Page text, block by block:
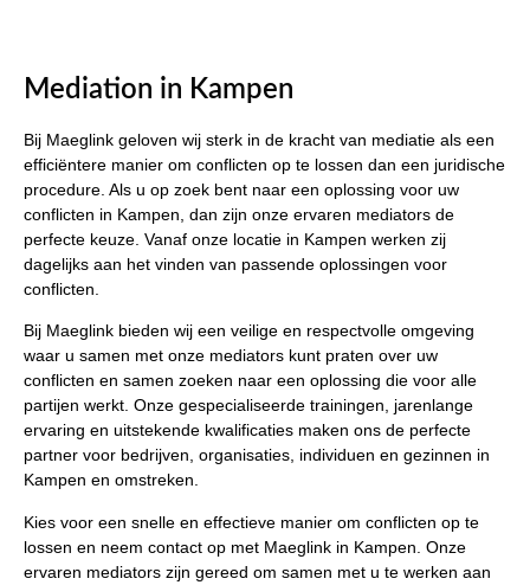
Mediation in Kampen
Bij Maeglink geloven wij sterk in de kracht van mediatie als een
efficiëntere manier om conflicten op te lossen dan een juridische
procedure. Als u op zoek bent naar een oplossing voor uw
conflicten in Kampen, dan zijn onze ervaren mediators de
perfecte keuze. Vanaf onze locatie in Kampen werken zij
dagelijks aan het vinden van passende oplossingen voor
conflicten.
Bij Maeglink bieden wij een veilige en respectvolle omgeving
waar u samen met onze mediators kunt praten over uw
conflicten en samen zoeken naar een oplossing die voor alle
partijen werkt. Onze gespecialiseerde trainingen, jarenlange
ervaring en uitstekende kwalificaties maken ons de perfecte
partner voor bedrijven, organisaties, individuen en gezinnen in
Kampen en omstreken.
Kies voor een snelle en effectieve manier om conflicten op te
lossen en neem contact op met Maeglink in Kampen. Onze
ervaren mediators zijn gereed om samen met u te werken aan